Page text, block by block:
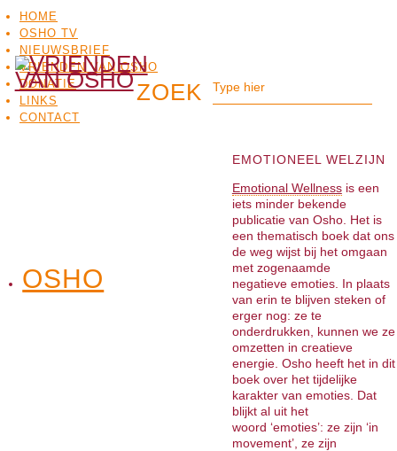
HOME
OSHO TV
NIEUWSBRIEF
VRIENDEN VAN OSHO
DONATIE
LINKS
CONTACT
OSHOOSHO MEDITATIE
EMOTIONEEL WELZIJN
Emotional Wellnessis een
iets minder bekende
publicatie van Osho. Het is
een thematisch boek dat ons
de weg wijst bij het omgaan
met zogenaamde
negatieve emoties. In plaats
van erin te blijven steken of
erger nog: ze te
onderdrukken, kunnen we ze
omzetten in creatieve
energie. Osho heeft het in dit
boek over het tijdelijke
karakter van emoties. Dat
blijkt al uit het
woord ‘emoties’: ze zijn ‘in
movement’, ze zijn